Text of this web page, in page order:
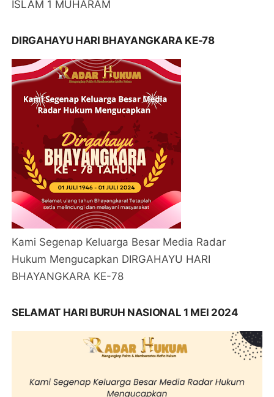
ISLAM 1 MUHARAM
DIRGAHAYU HARI BHAYANGKARA KE-78
Kami Segenap Keluarga Besar Media Radar
Hukum Mengucapkan DIRGAHAYU HARI
BHAYANGKARA KE-78
SELAMAT HARI BURUH NASIONAL 1 MEI 2024